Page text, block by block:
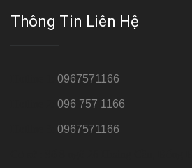
Thông Tin Liên Hệ
0967571166
096 757 1166
0967571166